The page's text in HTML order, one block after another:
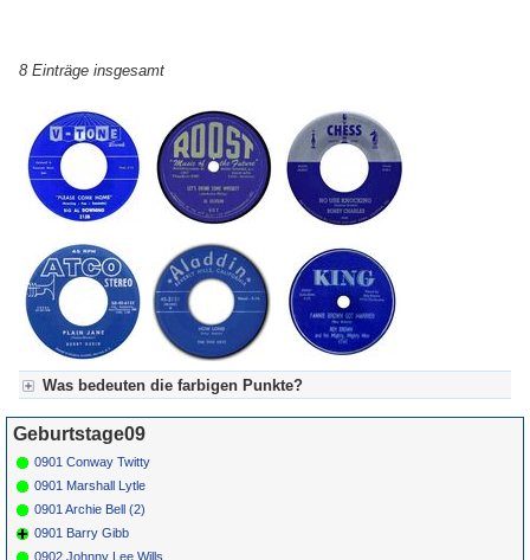
8 Einträge insgesamt
Was bedeuten die farbigen Punkte?
Für Axel's Tageskalender:
Grün = Kurzgeschichte
Grün! = fachlich bestimmt spannend, nicht verpassen!
Grün+ = Stundenbeitrag
Gelb = Kurzgeschichten oder Stundensendungen in Arbeit
Blau = Beschreibungstext (beschreibender Text)
Geburtstage09
0901 Conway Twitty
0901 Marshall Lytle
0901 Archie Bell (2)
0901 Barry Gibb
0902 Johnny Lee Wills